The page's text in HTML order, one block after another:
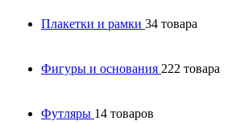
Плакетки и рамки 34 товара
Фигуры и основания 222 товара
Футляры 14 товаров